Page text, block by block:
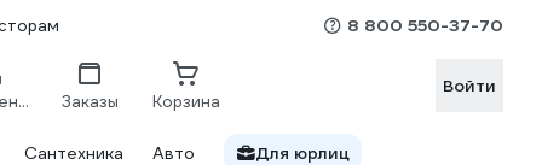
8 800 550-37-70
Сравнение Заказы Корзина
Войти
Сантехника Авто Для юрлиц